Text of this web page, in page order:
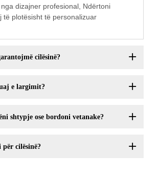
dizajner profesional, Ndërtoni
të plotësisht të personalizuar
cilësinë?
e largimit?
shtypje ose bordoni vetanake?
cilësinë?